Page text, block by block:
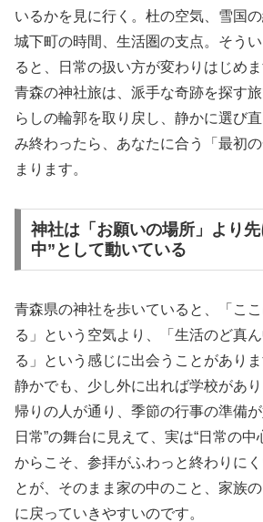
いるかを見に行く。杜の空気、雪国の
城下町の時間、生活圏の支点。そう
ると、日常の扱い方が変わりはじめま
青森の神社旅は、派手な奇跡を探す
らしの輪郭を取り戻し、静かに選び
み終わったら、あなたに合う「最初
まります。
神社は「お願いの場所」より
中”として動いている
青森県の神社を歩いていると、「こ
る」という空気より、「生活のど真
る」という感じに出会うことがあり
静かでも、少し外に出れば学校があ
帰りの人が通り、季節の行事の準備
日常”の舞台に見えて、実は“日常の
からこそ、参拝がふわっと終わりに
とが、そのまま家の中のこと、家族
に戻っていきやすいのです。